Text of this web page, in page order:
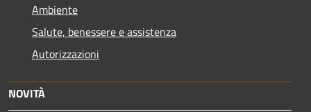
Ambiente
Salute, benessere e assistenza
Autorizzazioni
NOVITÀ